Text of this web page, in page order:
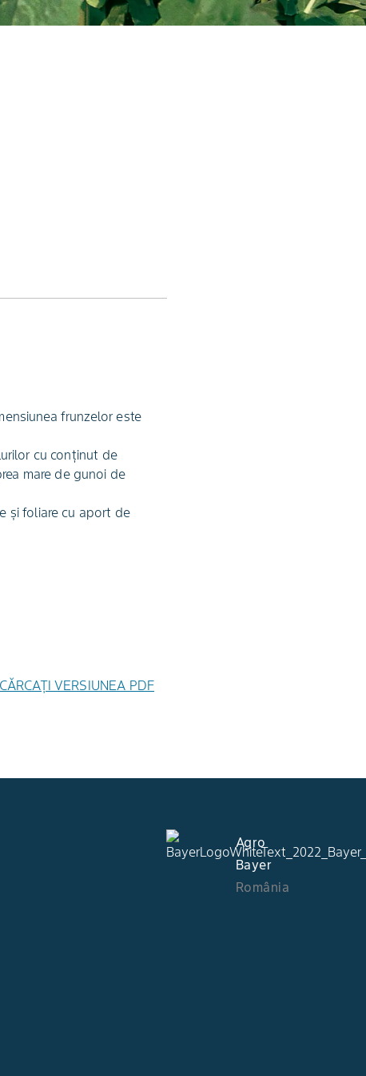
frunzelor este
cu conţinut de
mare de gunoi de
şi foliare cu aport de
VERSIUNEA PDF
Agro
Bayer
România